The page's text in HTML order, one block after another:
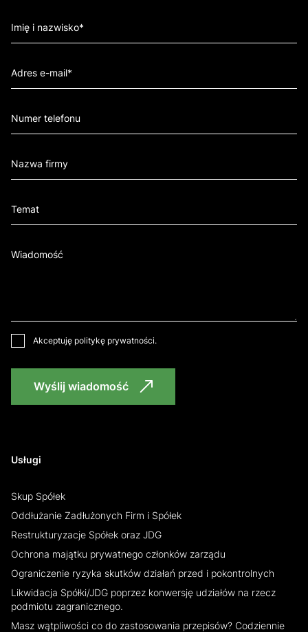
Usługi
Skup Spółek
Oddłużanie Zadłużonych Firm i Spółek
Restrukturyzacje Spółek oraz JDG
Ochrona majątku prywatnego członków zarządu
Ograniczenie ryzyka skutków działań przed i pokontrolnych
Likwidacja Spółki/JDG poprzez konwersję udziałów na rzecz
podmiotu zagranicznego.
Masz wątpliwości co do zastosowania przepisów? Codziennie
Akceptuję politykę prywatności.
Wyślij wiadomość